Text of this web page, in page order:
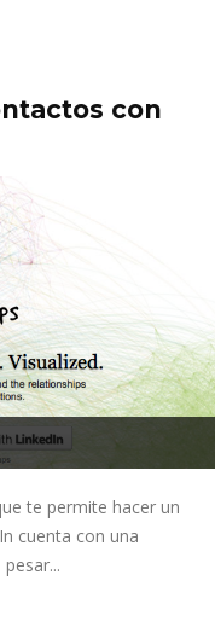
con
te permite hacer un
cuenta con una